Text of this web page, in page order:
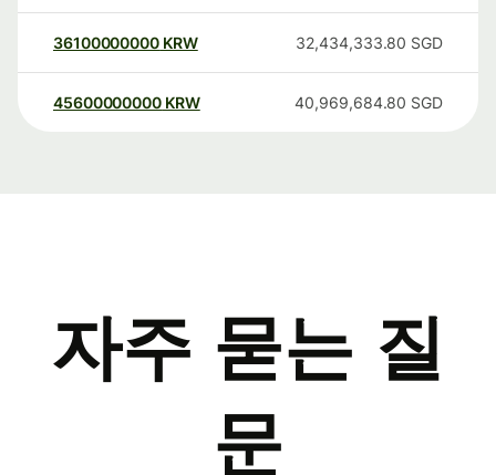
36100000000 KRW 32,434,333.80 SGD
45600000000 KRW 40,969,684.80 SGD
자주 묻는 질
문